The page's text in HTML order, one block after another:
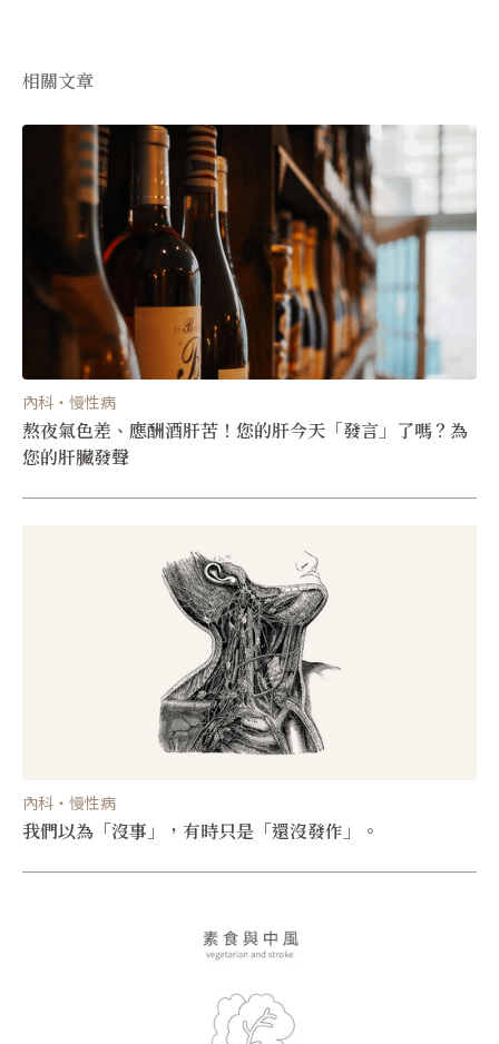
相關文章
內科・慢性病
熬夜氣色差、應酬酒肝苦！您的肝今天「發言」了嗎？為
您的肝臟發聲
內科・慢性病
我們以為「沒事」，有時只是「還沒發作」。